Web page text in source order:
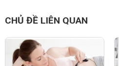
CHỦ ĐỀ LIÊN QUAN